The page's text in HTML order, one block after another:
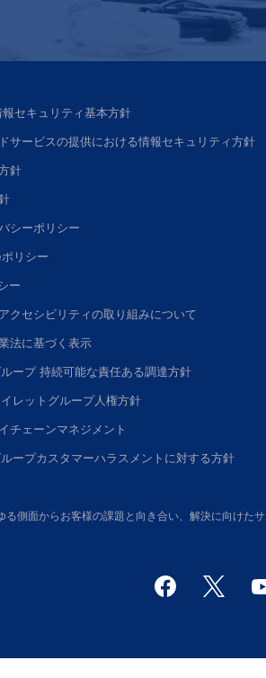
報セキュリティ基本方針
サービスの提供における情報セキュリティ方針
針
シーポリシー
リシー
ー
クセシビリティの取り組みについて
法に基づく表示
ループ 持続可能な責任ある調達方針
イレットグループ人権方針
チェーンマネジメント
ループカスタマーハラスメントに対する方針
側面からお客様の課題と向き合い、解決に向けたサ